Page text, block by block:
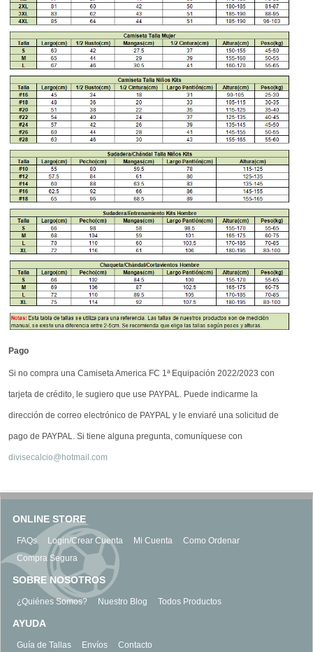
Pago
Si no compra una Camiseta America FC 1ª Equipación 2022/2023 con
tarjeta de crédito, le sugiero que use PAYPAL. Puede indicarme la
dirección de correo electrónico de PAYPAL y le enviaré una solicitud de
pago de PAYPAL. Si tiene alguna pregunta, comuníquese con
divisecalcio@hotmail.com
ONLINE STORE
FAQs Login/Crear Cuenta Mi Cuenta
Como Ordenar
Compra Segura
SOBRE NOSOTROS
¿Quiénes Somos? Nuestro Blog Todos Productos
AYUDA
Guía de Tallas Envíos Contacto